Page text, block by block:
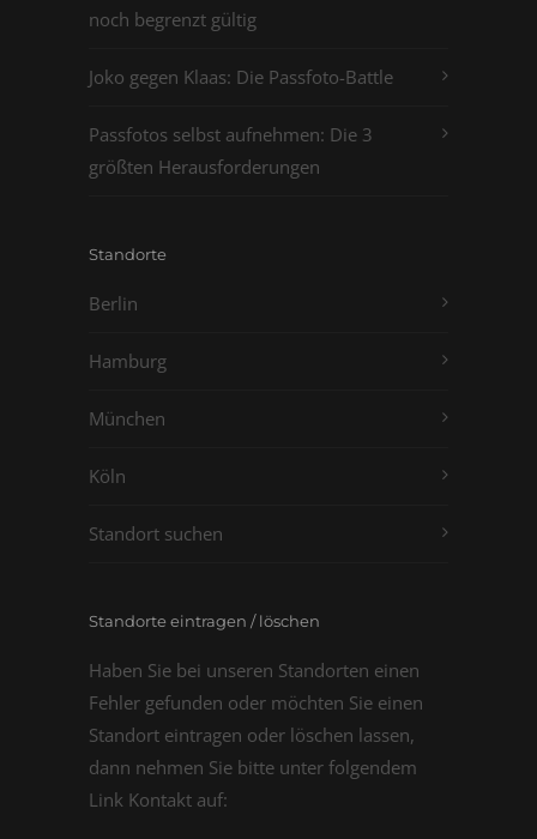
noch begrenzt gültig
Joko gegen Klaas: Die Passfoto-Battle
Passfotos selbst aufnehmen: Die 3
größten Herausforderungen
Standorte
Berlin
Hamburg
München
Köln
Standort suchen
Standorte eintragen / löschen
Haben Sie bei unseren Standorten einen
Fehler gefunden oder möchten Sie einen
Standort eintragen oder löschen lassen,
dann nehmen Sie bitte unter folgendem
Link Kontakt auf: